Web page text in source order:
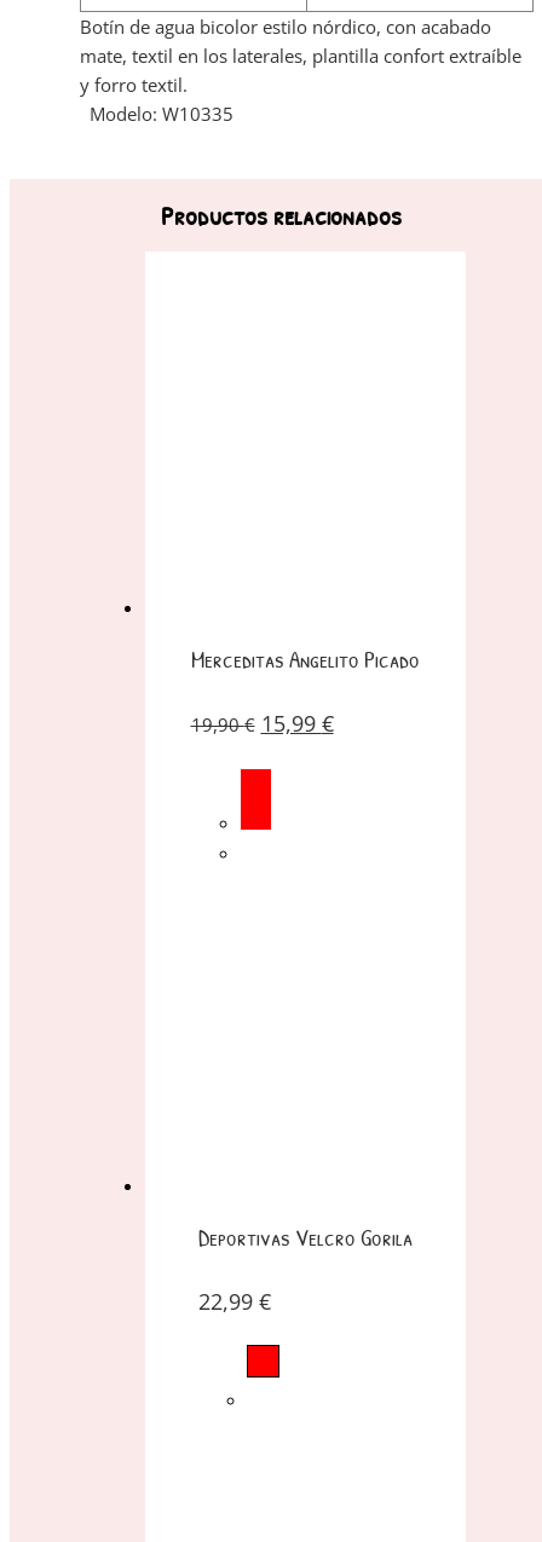
Botín de agua bicolor estilo nórdico, con acabado
mate, textil en los laterales, plantilla confort extraíble
y forro textil.
Modelo: W10335
Productos relacionados
Merceditas Angelito Picado
19,90€ 15,99 €
Deportivas Velcro Gorila
22,99 €